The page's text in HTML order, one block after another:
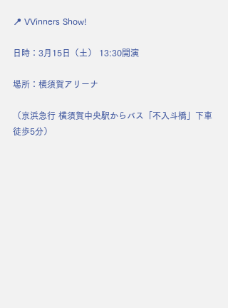
📍 VVinners Show!
日時：3月15日（土） 13:30開演
場所：横須賀アリーナ
（京浜急行 横須賀中央駅からバス「不入斗橋」下車
徒歩5分）